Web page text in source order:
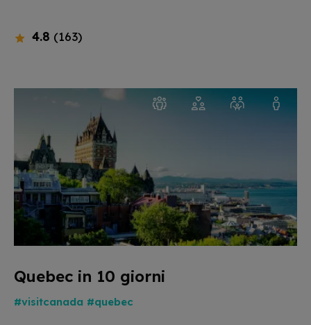
4.8 (163)
Quebec in 10 giorni
#visitcanada #quebec